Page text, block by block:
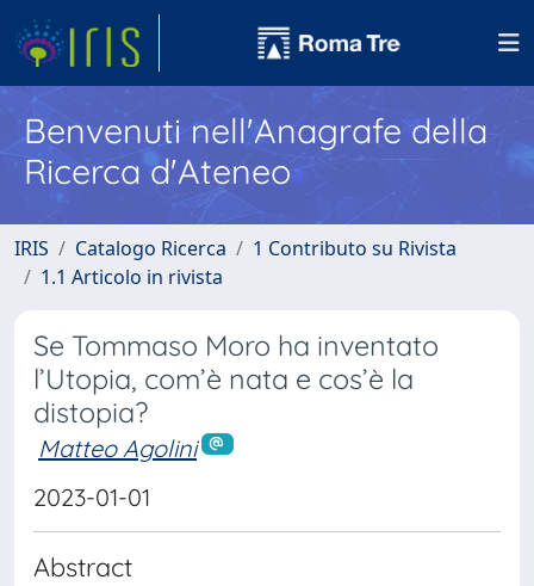
Benvenuti nell'Anagrafe della
Ricerca d'Ateneo
IRIS Catalogo Ricerca
1 Contributo su Rivista
1.1 Articolo in rivista
Se Tommaso Moro ha inventato
l’Utopia, com’è nata e cos’è la
distopia?
Matteo Agolini
2023-01-01
Abstract